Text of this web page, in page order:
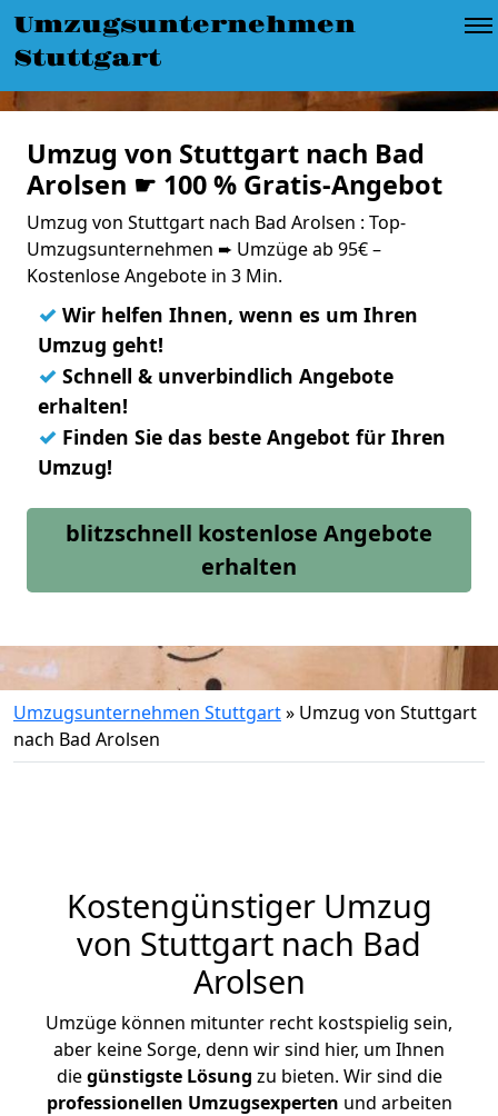
Umzugsunternehmen
Stuttgart
Umzug von Stuttgart nach Bad
Arolsen ☛ 100 % Gratis-Angebot
Umzug von Stuttgart nach Bad Arolsen : Top-
Umzugsunternehmen ➨ Umzüge ab 95€ –
Kostenlose Angebote in 3 Min.
✓ Wir helfen Ihnen, wenn es um Ihren
Umzug geht!
✓ Schnell & unverbindlich Angebote
erhalten!
✓ Finden Sie das beste Angebot für Ihren
Umzug!
blitzschnell kostenlose Angebote
erhalten
Umzugsunternehmen Stuttgart» Umzug von Stuttgart
nach Bad Arolsen
Kostengünstiger Umzug
von Stuttgart nach Bad
Arolsen
Umzüge können mitunter recht kostspielig sein,
aber keine Sorge, denn wir sind hier, um Ihnen
diegünstigste Lösung zu bieten. Wir sind die
professionellen Umzugsexperten und arbeiten